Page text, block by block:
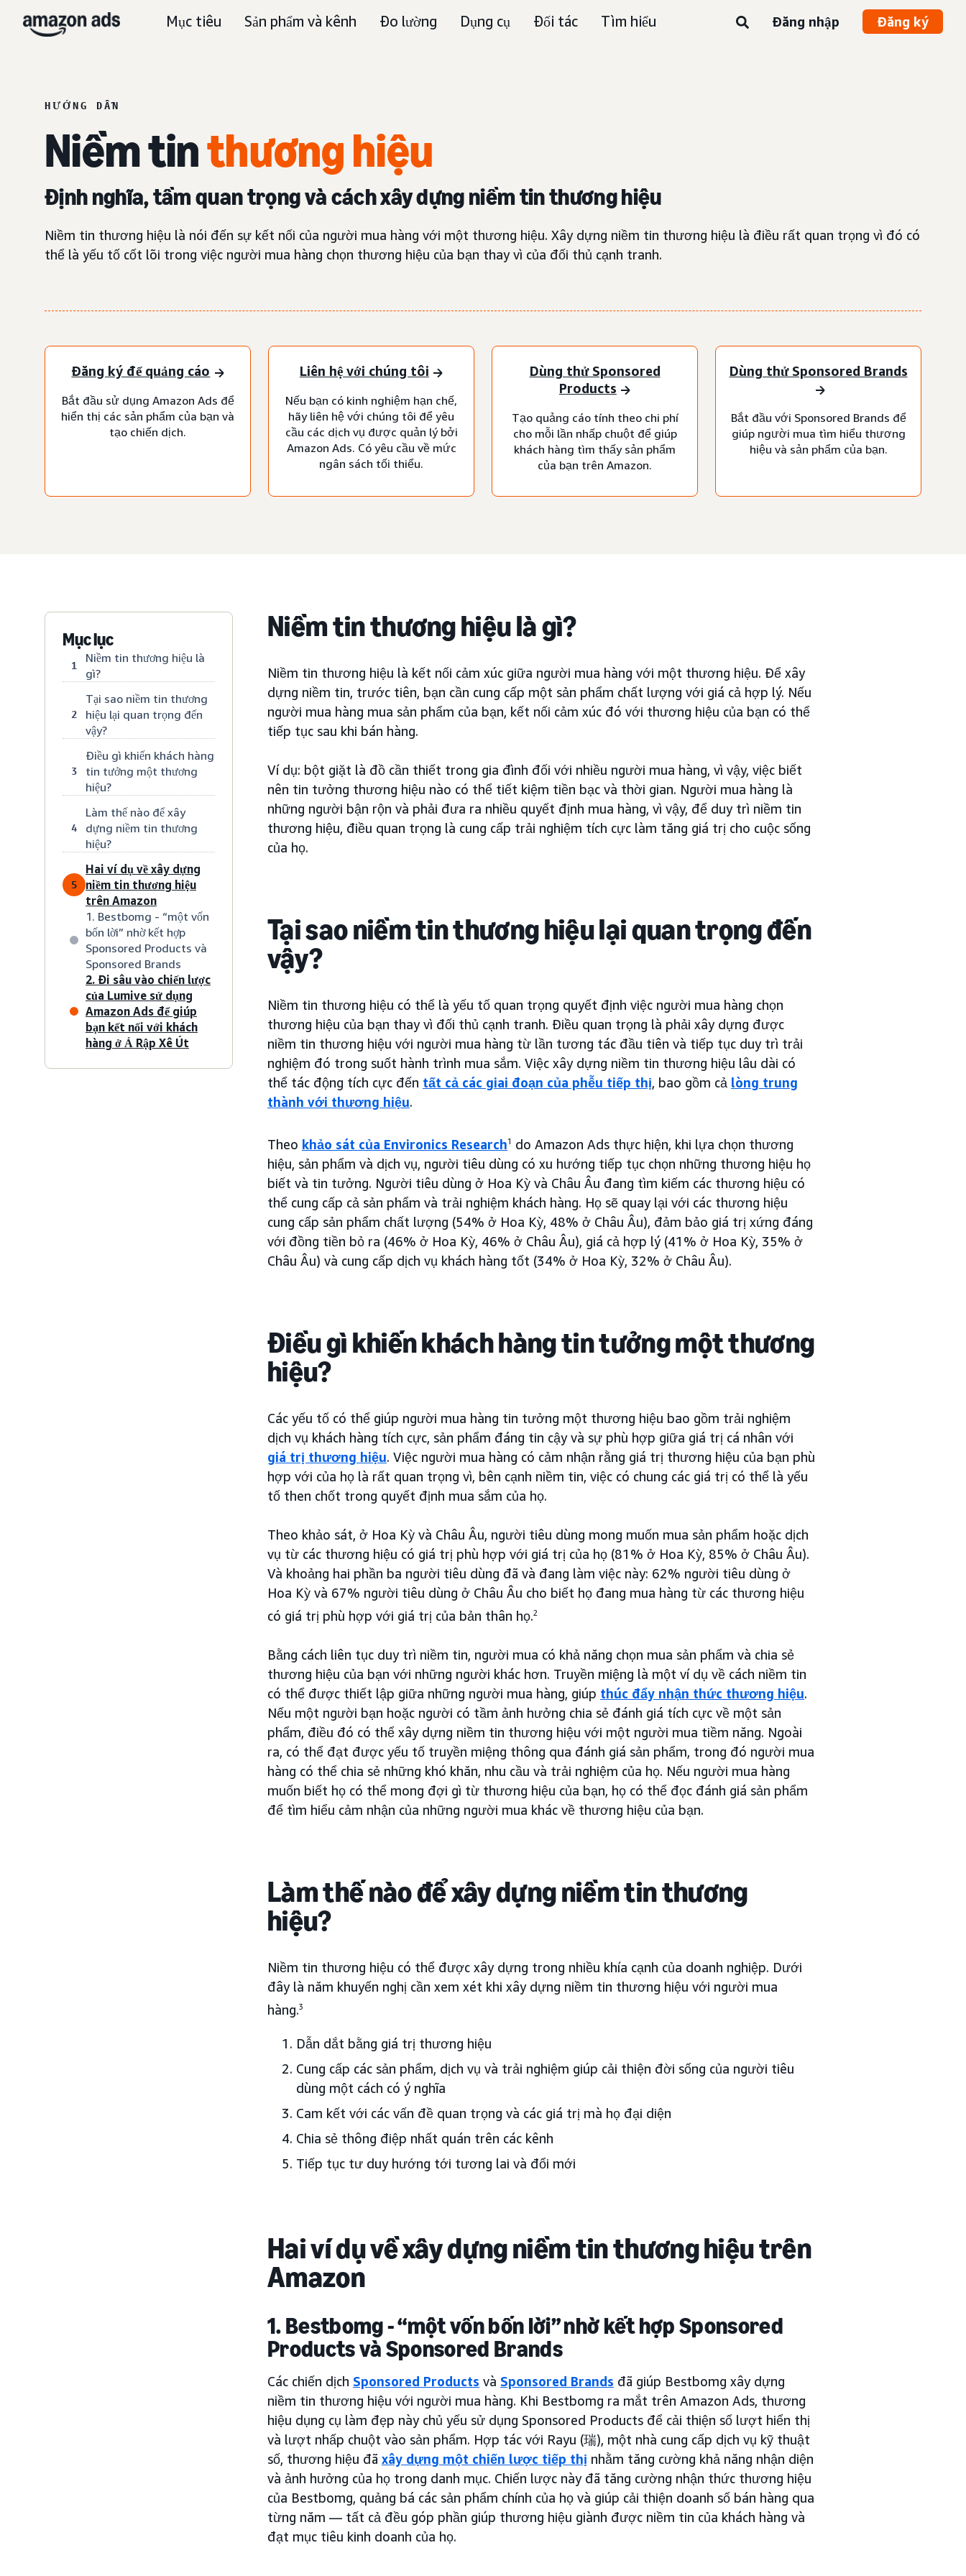
Mục tiêu Sản phẩm và kênh Đo lường Dụng cụ Đối tác Tìm hiểu Đăng nhập Đăng ký
HƯỚNG DẪN
Niềm tinthương hiệu
Định nghĩa, tầm quan trọng và cách xây dựng niềm tin thương hiệu
Niềm tin thương hiệu là nói đến sự kết nối của người mua hàng với một thương hiệu. Xây dựng niềm tin thương hiệu là điều rất quan trọng vì đó có
thể là yếu tố cốt lõi trong việc người mua hàng chọn thương hiệu của bạn thay vì của đối thủ cạnh tranh.
Đăng ký để quảng cáo
Bắt đầu sử dụng Amazon Ads để
hiển thị các sản phẩm của bạn và
tạo chiến dịch.
Liên hệ với chúng tôi
Nếu bạn có kinh nghiệm hạn chế,
hãy liên hệ với chúng tôi để yêu
cầu các dịch vụ được quản lý bởi
Amazon Ads. Có yêu cầu về mức
ngân sách tối thiểu.
Dùng thử Sponsored
Products
Tạo quảng cáo tính theo chi phí
cho mỗi lần nhấp chuột để giúp
khách hàng tìm thấy sản phẩm
của bạn trên Amazon.
Dùng thử Sponsored Brands
Bắt đầu với Sponsored Brands để
giúp người mua tìm hiểu thương
hiệu và sản phẩm của bạn.
Mục lục
1
Niềm tin thương hiệu là
gì?
2
Tại sao niềm tin thương
hiệu lại quan trọng đến
vậy?
3
Điều gì khiến khách hàng
tin tưởng một thương
hiệu?
4
Làm thế nào để xây
dựng niềm tin thương
hiệu?
5
Hai ví dụ về xây dựng
niềm tin thương hiệu
trên Amazon
1. Bestbomg - “một vốn
bốn lời” nhờ kết hợp
Sponsored Products và
Sponsored Brands
2. Đi sâu vào chiến lược
của Lumive sử dụng
Amazon Ads để giúp
bạn kết nối với khách
hàng ở Ả Rập Xê Út
Niềm tin thương hiệu là gì?
Niềm tin thương hiệu là kết nối cảm xúc giữa người mua hàng với một thương hiệu. Để xây
dựng niềm tin, trước tiên, bạn cần cung cấp một sản phẩm chất lượng với giá cả hợp lý. Nếu
người mua hàng mua sản phẩm của bạn, kết nối cảm xúc đó với thương hiệu của bạn có thể
tiếp tục sau khi bán hàng.
Ví dụ: bột giặt là đồ cần thiết trong gia đình đối với nhiều người mua hàng, vì vậy, việc biết
nên tin tưởng thương hiệu nào có thể tiết kiệm tiền bạc và thời gian. Người mua hàng là
những người bận rộn và phải đưa ra nhiều quyết định mua hàng, vì vậy, để duy trì niềm tin
thương hiệu, điều quan trọng là cung cấp trải nghiệm tích cực làm tăng giá trị cho cuộc sống
của họ.
Tại sao niềm tin thương hiệu lại quan trọng đến
vậy?
Niềm tin thương hiệu có thể là yếu tố quan trọng quyết định việc người mua hàng chọn
thương hiệu của bạn thay vì đối thủ cạnh tranh. Điều quan trọng là phải xây dựng được
niềm tin thương hiệu với người mua hàng từ lần tương tác đầu tiên và tiếp tục duy trì trải
nghiệm đó trong suốt hành trình mua sắm. Việc xây dựng niềm tin thương hiệu lâu dài có
thể tác động tích cực đến tất cả các giai đoạn của phễu tiếp thị, bao gồm cả lòng trung
thành với thương hiệu.
Theo khảo sát của Environics Research1
do Amazon Ads thực hiện, khi lựa chọn thương
hiệu, sản phẩm và dịch vụ, người tiêu dùng có xu hướng tiếp tục chọn những thương hiệu họ
biết và tin tưởng. Người tiêu dùng ở Hoa Kỳ và Châu Âu đang tìm kiếm các thương hiệu có
thể cung cấp cả sản phẩm và trải nghiệm khách hàng. Họ sẽ quay lại với các thương hiệu
cung cấp sản phẩm chất lượng (54% ở Hoa Kỳ, 48% ở Châu Âu), đảm bảo giá trị xứng đáng
với đồng tiền bỏ ra (46% ở Hoa Kỳ, 46% ở Châu Âu), giá cả hợp lý (41% ở Hoa Kỳ, 35% ở
Châu Âu) và cung cấp dịch vụ khách hàng tốt (34% ở Hoa Kỳ, 32% ở Châu Âu).
Điều gì khiến khách hàng tin tưởng một thương
hiệu?
Các yếu tố có thể giúp người mua hàng tin tưởng một thương hiệu bao gồm trải nghiệm
dịch vụ khách hàng tích cực, sản phẩm đáng tin cậy và sự phù hợp giữa giá trị cá nhân với
giá trị thương hiệu. Việc người mua hàng có cảm nhận rằng giá trị thương hiệu của bạn phù
hợp với của họ là rất quan trọng vì, bên cạnh niềm tin, việc có chung các giá trị có thể là yếu
tố then chốt trong quyết định mua sắm của họ.
Theo khảo sát, ở Hoa Kỳ và Châu Âu, người tiêu dùng mong muốn mua sản phẩm hoặc dịch
vụ từ các thương hiệu có giá trị phù hợp với giá trị của họ (81% ở Hoa Kỳ, 85% ở Châu Âu).
Và khoảng hai phần ba người tiêu dùng đã và đang làm việc này: 62% người tiêu dùng ở
Hoa Kỳ và 67% người tiêu dùng ở Châu Âu cho biết họ đang mua hàng từ các thương hiệu
có giá trị phù hợp với giá trị của bản thân họ.2
Bằng cách liên tục duy trì niềm tin, người mua có khả năng chọn mua sản phẩm và chia sẻ
thương hiệu của bạn với những người khác hơn. Truyền miệng là một ví dụ về cách niềm tin
có thể được thiết lập giữa những người mua hàng, giúp thúc đẩy nhận thức thương hiệu.
Nếu một người bạn hoặc người có tầm ảnh hưởng chia sẻ đánh giá tích cực về một sản
phẩm, điều đó có thể xây dựng niềm tin thương hiệu với một người mua tiềm năng. Ngoài
ra, có thể đạt được yếu tố truyền miệng thông qua đánh giá sản phẩm, trong đó người mua
hàng có thể chia sẻ những khó khăn, nhu cầu và trải nghiệm của họ. Nếu người mua hàng
muốn biết họ có thể mong đợi gì từ thương hiệu của bạn, họ có thể đọc đánh giá sản phẩm
để tìm hiểu cảm nhận của những người mua khác về thương hiệu của bạn.
Làm thế nào để xây dựng niềm tin thương
hiệu?
Niềm tin thương hiệu có thể được xây dựng trong nhiều khía cạnh của doanh nghiệp. Dưới
đây là năm khuyến nghị cần xem xét khi xây dựng niềm tin thương hiệu với người mua
hàng.3
Dẫn dắt bằng giá trị thương hiệu
Cung cấp các sản phẩm, dịch vụ và trải nghiệm giúp cải thiện đời sống của người tiêu
dùng một cách có ý nghĩa
Cam kết với các vấn đề quan trọng và các giá trị mà họ đại diện
Chia sẻ thông điệp nhất quán trên các kênh
Tiếp tục tư duy hướng tới tương lai và đổi mới
Hai ví dụ về xây dựng niềm tin thương hiệu trên
Amazon
1. Bestbomg - “một vốn bốn lời” nhờ kết hợp Sponsored
Products và Sponsored Brands
Các chiến dịch Sponsored Products và Sponsored Brands đã giúp Bestbomg xây dựng
niềm tin thương hiệu với người mua hàng. Khi Bestbomg ra mắt trên Amazon Ads, thương
hiệu dụng cụ làm đẹp này chủ yếu sử dụng Sponsored Products để cải thiện số lượt hiển thị
và lượt nhấp chuột vào sản phẩm. Hợp tác với Rayu (瑞), một nhà cung cấp dịch vụ kỹ thuật
số, thương hiệu đã xây dựng một chiến lược tiếp thị nhằm tăng cường khả năng nhận diện
và ảnh hưởng của họ trong danh mục. Chiến lược này đã tăng cường nhận thức thương hiệu
của Bestbomg, quảng bá các sản phẩm chính của họ và giúp cải thiện doanh số bán hàng qua
từng năm — tất cả đều góp phần giúp thương hiệu giành được niềm tin của khách hàng và
đạt mục tiêu kinh doanh của họ.